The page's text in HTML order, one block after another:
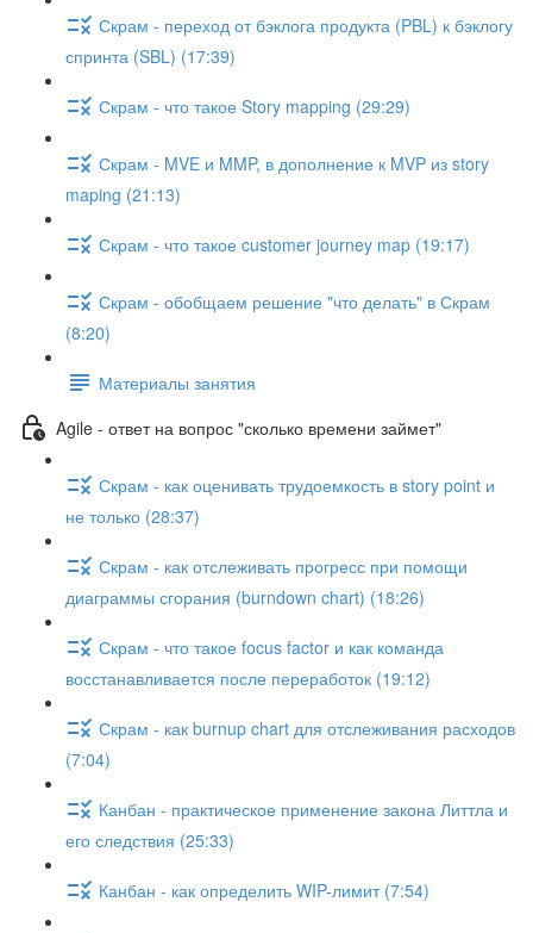
Скрам - переход от бэклога продукта (PBL) к бэклогу
спринта (SBL) (17:39)
Скрам - что такое Story mapping (29:29)
Скрам - MVE и MMP, в дополнение к MVP из story
maping (21:13)
Скрам - что такое customer journey map (19:17)
Скрам - обобщаем решение "что делать" в Скрам
(8:20)
Материалы занятия
Agile - ответ на вопрос "сколько времени займет"
Скрам - как оценивать трудоемкость в story point и
не только (28:37)
Скрам - как отслеживать прогресс при помощи
диаграммы сгорания (burndown chart) (18:26)
Скрам - что такое focus factor и как команда
восстанавливается после переработок (19:12)
Скрам - как burnup chart для отслеживания расходов
(7:04)
Канбан - практическое применение закона Литтла и
его следствия (25:33)
Канбан - как определить WIP-лимит (7:54)